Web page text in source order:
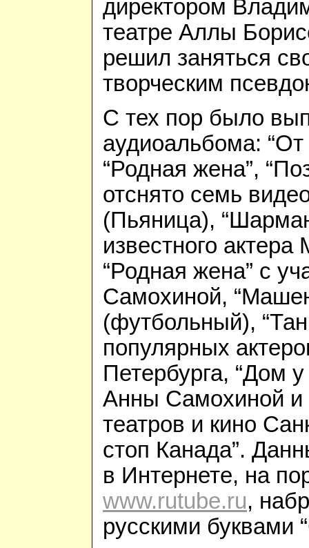
директором
театре Аллы
решил заняться
творческим
С тех пор было
аудиоальбома:
“Родная жена”,
отснято семь
(Пьяница),
известного
“Родная жена” с
Самохиной,
(футбольный),
популярных
Петербурга, “Дом
Анны Самохиной и
театров и кино
стоп Канада”.
в Интернете, на
www.rutube.ru,
русскими буквами